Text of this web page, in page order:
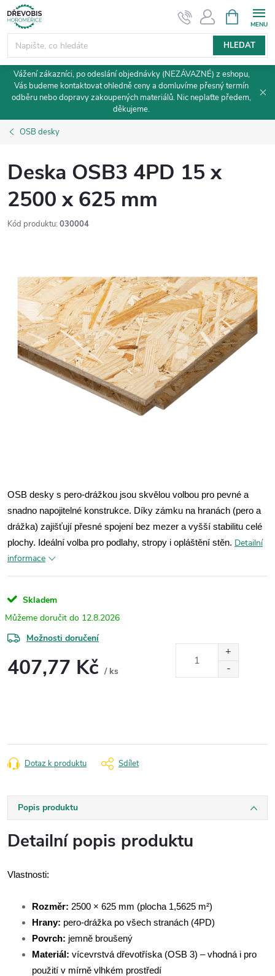
Přejít
na
obsah
HLEDAT
NÁKUPNÍ
KOŠÍK
Vážení zákazníci, po odeslání objednávky (NEZÁVAZNÉ) z eshopu,
Vás budeme kontaktovat ohledně ceny a domluvíme přesný termín
odběru nebo dopravy zakoupených materiálů. Nic neplaťte předem,
děkujeme.
OSB desky
Deska OSB3 4PD 15 x
2500 x 625 mm
Kód produktu: 030004
OSB desky s pero-drážkou jsou skvělou volbou pro pevné a
snadno napojitelné konstrukce. Díky zámku na hranách (pero a
drážka) zajišťují přesné spojení bez mezer a vyšší stabilitu celé
plochy. Ideální volba pro podlahy, stropy i opláštění stěn. Detailní
informace
Skladem
12.8.2026
Možnosti doručení
407,77 Kč / ks
Dotaz k produktu Sdílet
Popis produktu
Detailní popis produktu
Vlastnosti:
Rozměr: 2500 × 625 mm (plocha 1,5625 m²)
Hrany: pero-drážka po všech stranách (4PD)
Povrch: jemně broušený
Materiál: vícevrstvá dřevotříska (OSB 3) – vhodná i pro
použití v mírně vlhkém prostředí